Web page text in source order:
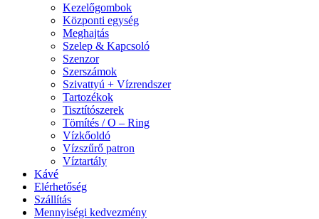
Kezelőgombok
Központi egység
Meghajtás
Szelep & Kapcsoló
Szenzor
Szerszámok
Szivattyú + Vízrendszer
Tartozékok
Tisztítószerek
Tömítés / O – Ring
Vízkőoldó
Vízszűrő patron
Víztartály
Kávé
Elérhetőség
Szállítás
Mennyiségi kedvezmény